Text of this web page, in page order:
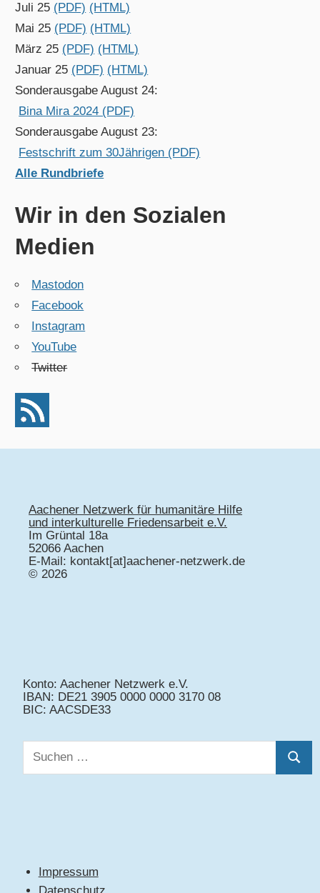
Juli 25 (PDF) (HTML)
Mai 25 (PDF) (HTML)
März 25 (PDF) (HTML)
Januar 25 (PDF) (HTML)
Sonderausgabe August 24:
Bina Mira 2024 (PDF)
Sonderausgabe August 23:
Festschrift zum 30Jährigen (PDF)
Alle Rundbriefe
Wir in den Sozialen
Medien
Mastodon
Facebook
Instagram
YouTube
Twitter
Aachener Netzwerk für humanitäre Hilfe
und interkulturelle Friedensarbeit e.V.
Im Grüntal 18a
52066 Aachen
E-Mail: kontakt[at]aachener-netzwerk.de
© 2026
Konto: Aachener Netzwerk e.V.
IBAN: DE21 3905 0000 0000 3170 08
BIC: AACSDE33
Suchen
nach:
Impressum